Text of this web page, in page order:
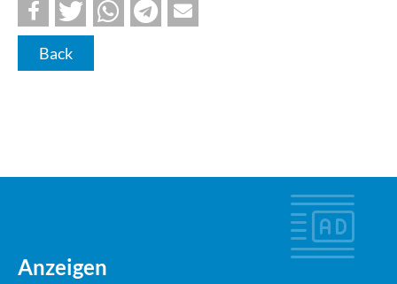
Back
Anzeigen